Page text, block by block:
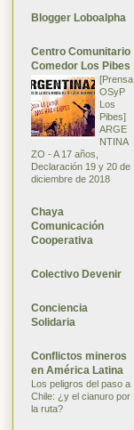
Blogger Loboalpha
Centro Comunitario
Comedor Los Pibes
[Prensa
OSyP
Los
Pibes]
ARGE
NTINA
ZO - A 17 años,
Declaración 19 y 20 de
diciembre de 2018
Chaya
Comunicación
Cooperativa
Colectivo Devenir
Conciencia
Solidaria
Conflictos mineros
en América Latina
Los peligros del paso a
Chile: ¿y el cianuro por
la ruta?